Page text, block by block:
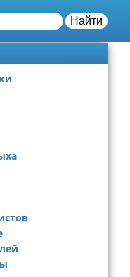
Найти